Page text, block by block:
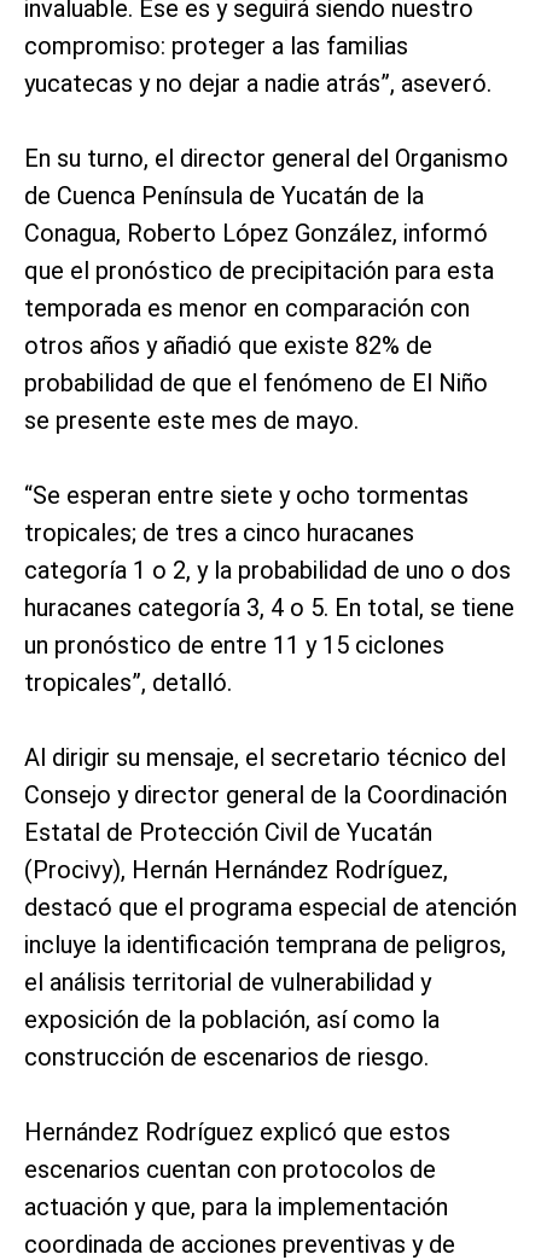
invaluable. Ese es y seguirá siendo nuestro
compromiso: proteger a las familias
yucatecas y no dejar a nadie atrás”, aseveró.
En su turno, el director general del Organismo
de Cuenca Península de Yucatán de la
Conagua, Roberto López González, informó
que el pronóstico de precipitación para esta
temporada es menor en comparación con
otros años y añadió que existe 82% de
probabilidad de que el fenómeno de El Niño
se presente este mes de mayo.
“Se esperan entre siete y ocho tormentas
tropicales; de tres a cinco huracanes
categoría 1 o 2, y la probabilidad de uno o dos
huracanes categoría 3, 4 o 5. En total, se tiene
un pronóstico de entre 11 y 15 ciclones
tropicales”, detalló.
Al dirigir su mensaje, el secretario técnico del
Consejo y director general de la Coordinación
Estatal de Protección Civil de Yucatán
(Procivy), Hernán Hernández Rodríguez,
destacó que el programa especial de atención
incluye la identificación temprana de peligros,
el análisis territorial de vulnerabilidad y
exposición de la población, así como la
construcción de escenarios de riesgo.
Hernández Rodríguez explicó que estos
escenarios cuentan con protocolos de
actuación y que, para la implementación
coordinada de acciones preventivas y de